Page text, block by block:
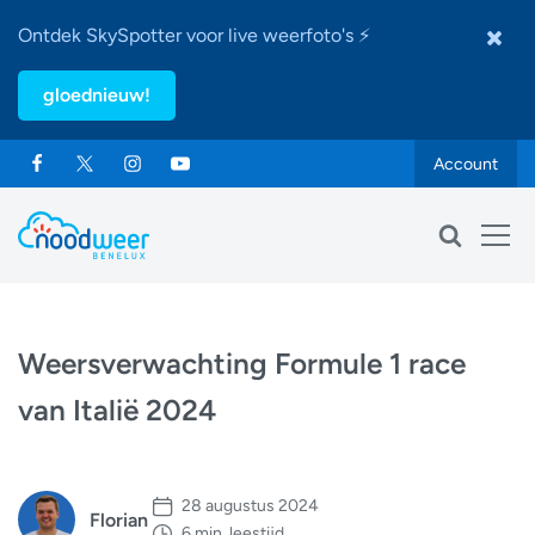
Ontdek SkySpotter voor live weerfoto's ⚡
gloednieuw!
Account
Weersverwachting Formule 1 race
van Italië 2024
Florian
28 augustus 2024